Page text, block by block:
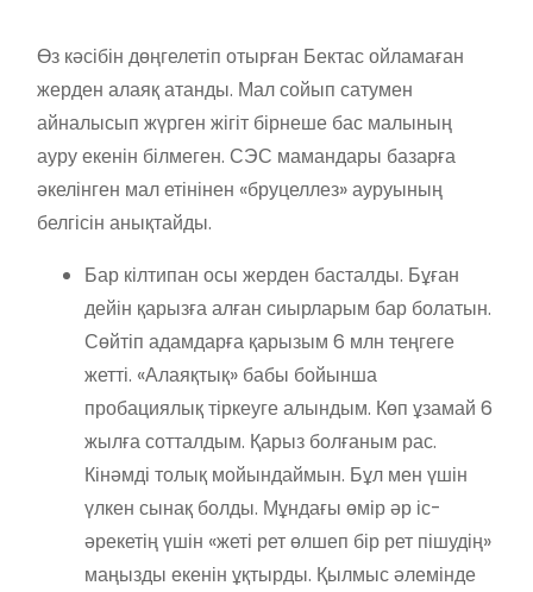
Өз кәсібін дөңгелетіп отырған Бектас ойламаған
жерден алаяқ атанды. Мал сойып сатумен
айналысып жүрген жігіт бірнеше бас малының
ауру екенін білмеген. СЭС мамандары базарға
әкелінген мал етінінен «бруцеллез» ауруының
белгісін анықтайды.
Бар кілтипан осы жерден басталды. Бұған
дейін қарызға алған сиырларым бар болатын.
Сөйтіп адамдарға қарызым 6 млн теңгеге
жетті. «Алаяқтық» бабы бойынша
пробациялық тіркеуге алындым. Көп ұзамай 6
жылға сотталдым. Қарыз болғаным рас.
Кінәмді толық мойындаймын. Бұл мен үшін
үлкен сынақ болды. Мұндағы өмір әр іс-
әрекетің үшін «жеті рет өлшеп бір рет пішудің»
маңызды екенін ұқтырды. Қылмыс әлемінде